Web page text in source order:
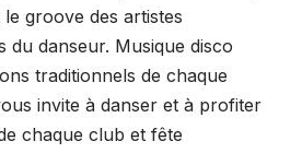
groove des artistes
du danseur. Musique disco
traditionnels de chaque
invite à danser et à profiter
chaque club et fête